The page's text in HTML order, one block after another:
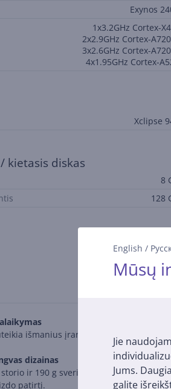
English /
Mūsų
Jie
Jums.
galite
Exynos
1x3.2GHz Cortex-
2x2.9GHz Cortex-
3x2.6GHz Cortex-
4x1.95GHz Cortex-
Xclipse
kietasis diskas
8
128
išmanius įrankius jūsų
dizainas
storio ir 190 g sveriantis S25 FE yra
patirtį.